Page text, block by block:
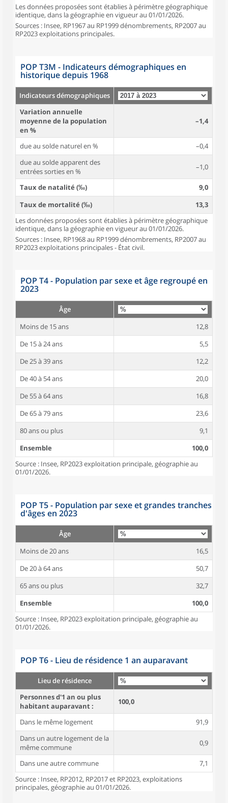
Les données proposées sont établies à périmètre géographique
identique, dans la géographie en vigueur au 01/01/2026.
Sources : Insee, RP1967 au RP1999 dénombrements, RP2007 au
RP2023 exploitations principales.
POP T3M - Indicateurs démographiques en
historique depuis 1968
Indicateurs démographiques
Variation annuelle
moyenne de la population
en %
–1,4
due au solde naturel en %
–0,4
due au solde apparent des
entrées sorties en %
–1,0
Taux de natalité (‰)
9,0
Taux de mortalité (‰)
13,3
Les données proposées sont établies à périmètre géographique
identique, dans la géographie en vigueur au 01/01/2026.
Sources : Insee, RP1968 au RP1999 dénombrements, RP2007 au
RP2023 exploitations principales - État civil.
POP T4 - Population par sexe et âge regroupé en
2023
Âge
Moins de 15 ans
12,8
De 15 à 24 ans
5,5
De 25 à 39 ans
12,2
De 40 à 54 ans
20,0
De 55 à 64 ans
16,8
De 65 à 79 ans
23,6
80 ans ou plus
9,1
Ensemble
100,0
Source : Insee, RP2023 exploitation principale, géographie au
01/01/2026.
POP T5 - Population par sexe et grandes tranches
d'âges en 2023
Âge
Moins de 20 ans
16,5
De 20 à 64 ans
50,7
65 ans ou plus
32,7
Ensemble
100,0
Source : Insee, RP2023 exploitation principale, géographie au
01/01/2026.
POP T6 - Lieu de résidence 1 an auparavant
Lieu de résidence
Personnes d'1 an ou plus
habitant auparavant :
100,0
Dans le même logement
91,9
Dans un autre logement de la
même commune
0,9
Dans une autre commune
7,1
Source : Insee, RP2012, RP2017 et RP2023, exploitations
principales, géographie au 01/01/2026.